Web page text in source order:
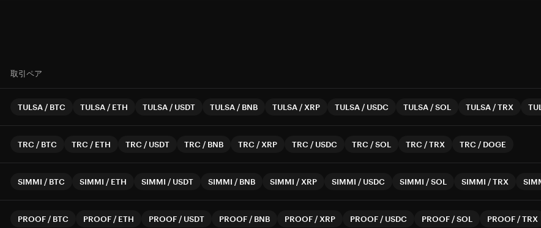
取引ペア
TULSA / BTC TULSA / ETH TULSA / USDT TULSA / BNB TULSA / XRP TULSA / USDC TULSA /SOL TULSA /TRX
TRC / BTC TRC / ETH TRC / USDT TRC / BNB TRC / XRP TRC / USDC TRC /SOL TRC /TRX TRC / DOGE
SIMMI / BTC SIMMI / ETH SIMMI / USDT SIMMI / BNB SIMMI / XRP SIMMI / USDC SIMMI /SOL SIMMI /TRX
PROOF / BTC PROOF / ETH PROOF / USDT PROOF / BNB PROOF / XRP PROOF / USDC PROOF /SOL PROOF /TRX